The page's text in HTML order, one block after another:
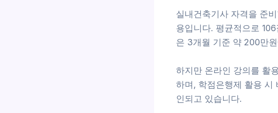
실내건축기사 자격을 준
용입니다. 평균적으로
은 3개월 기준 약 200만
하지만 온라인 강의를 활
하며, 학점은행제 활용 시
인되고 있습니다.